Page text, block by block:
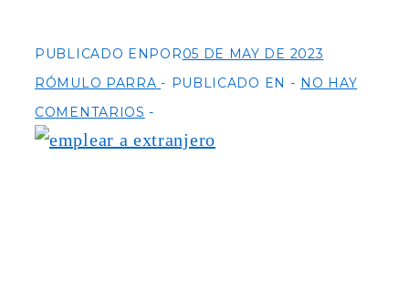
PUBLICADO ENPOR05 DE MAY DE 2023
RÓMULO PARRA
PUBLICADO EN
NO HAY
COMENTARIOS